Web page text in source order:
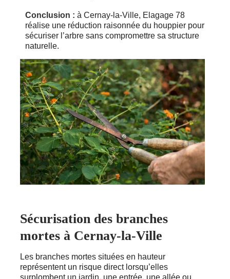
Conclusion : à Cernay-la-Ville, Elagage 78
réalise une réduction raisonnée du houppier pour
sécuriser l’arbre sans compromettre sa structure
naturelle.
Sécurisation des branches
mortes à Cernay-la-Ville
Les branches mortes situées en hauteur
représentent un risque direct lorsqu’elles
surplombent un jardin, une entrée, une allée ou